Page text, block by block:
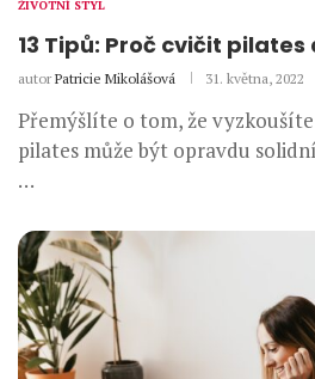
ŽIVOTNÍ STYL
13 Tipů: Proč cvičit pilates
autor Patricie Mikolášová 31. května, 2022
Přemýšlíte o tom, že
pilates může být opravdu
…